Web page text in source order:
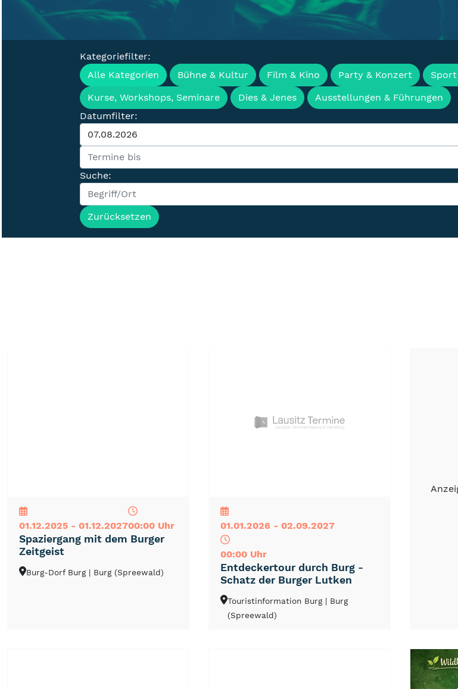
Veranstaltungen, Termine &
Kategoriefilter:
Alle Kategorien
Bühne & Kultur Film & Kino Party & Konzert
Kurse, Workshops, Seminare
Dies & Jenes
Ausstellungen & Führungen
Datumfilter:
Suche:
Zurücksetzen
01.12.2025 - 01.12.202700:00 Uhr
Spaziergang mit dem Burger
Zeitgeist
Burg-Dorf Burg | Burg (Spreewald)
01.01.2026 - 02.09.2027
00:00 Uhr
Entdeckertour durch Burg -
Schatz der Burger Lutken
Touristinformation Burg | Burg
(Spreewald)